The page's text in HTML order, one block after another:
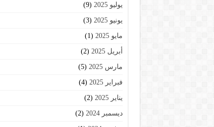
يوليو 2025 (9)
يونيو 2025 (3)
مايو 2025 (1)
أبريل 2025 (2)
مارس 2025 (5)
فبراير 2025 (4)
يناير 2025 (2)
ديسمبر 2024 (2)